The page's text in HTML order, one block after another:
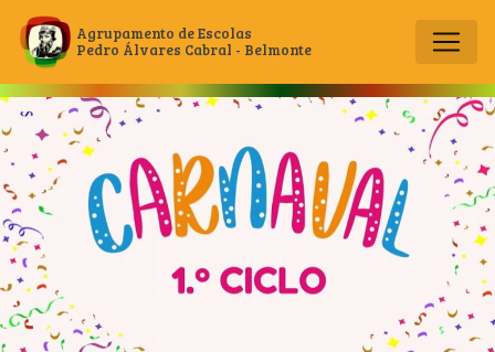
Main Navigation
Agrupamento de Escolas
Pedro Álvares Cabral - Belmonte